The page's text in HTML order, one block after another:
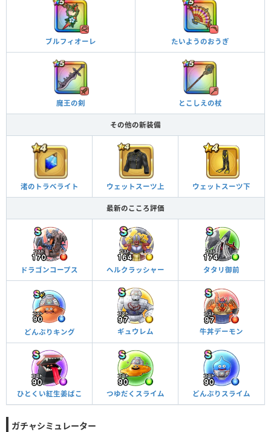
ブルフィオーレ たいようのおうぎ
魔王の剣 とこしえの杖
その他の新装備
渚のトラベライト ウェットスーツ上 ウェットスーツ下
最新のこころ評価
ドラゴンコープス ヘルクラッシャー タタリ御前
どんぶりキング ギュウレム 牛丼デーモン
ひとくい紅生姜ばこ つゆだくスライム どんぶりスライム
ガチャシミュレーター